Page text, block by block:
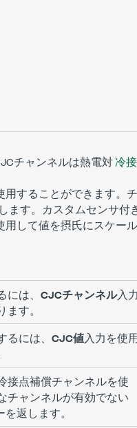
チャンネルは熱電対冷接
することができます。チ
ます。カスタムセンサ付
用して値を摂氏にスケール
は、 CJCチャンネル入力
す。
には、 CJC値入力を使
接点補償チャンネルを使
チャンネルが有効でない
返します。